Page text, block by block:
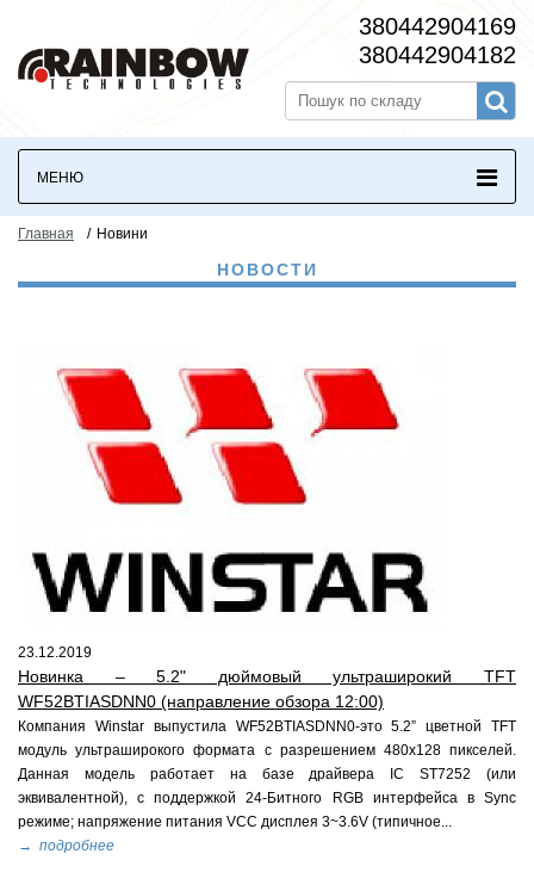
380442904169
380442904182
МЕНЮ
Главная / Новини
НОВОСТИ
23.12.2019
Новинка – 5.2" дюймовый ультраширокий TFT
WF52BTIASDNN0 (направление обзора 12:00)
Компания Winstar выпустила WF52BTIASDNN0-это 5.2” цветной TFT
модуль ультраширокого формата с разрешением 480x128 пикселей.
Данная модель работает на базе драйвера IC ST7252 (или
эквивалентной), с поддержкой 24-Битного RGB интерфейса в Sync
режиме; напряжение питания VCC дисплея 3~3.6V (типичное...
→ подробнее